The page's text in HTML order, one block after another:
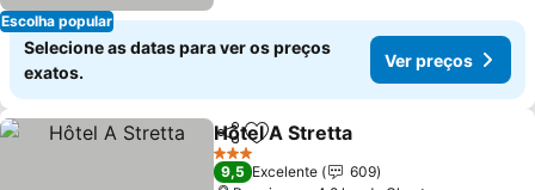
Escolha popular
Selecione as datas para ver os preços
exatos.
Ver preços
PartilharAdicionar aos favoritos
Hôtel A Stretta
3 Estrelas
9,5 Excelente
609